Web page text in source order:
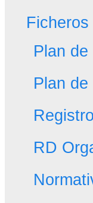
Plan
Plan
RD